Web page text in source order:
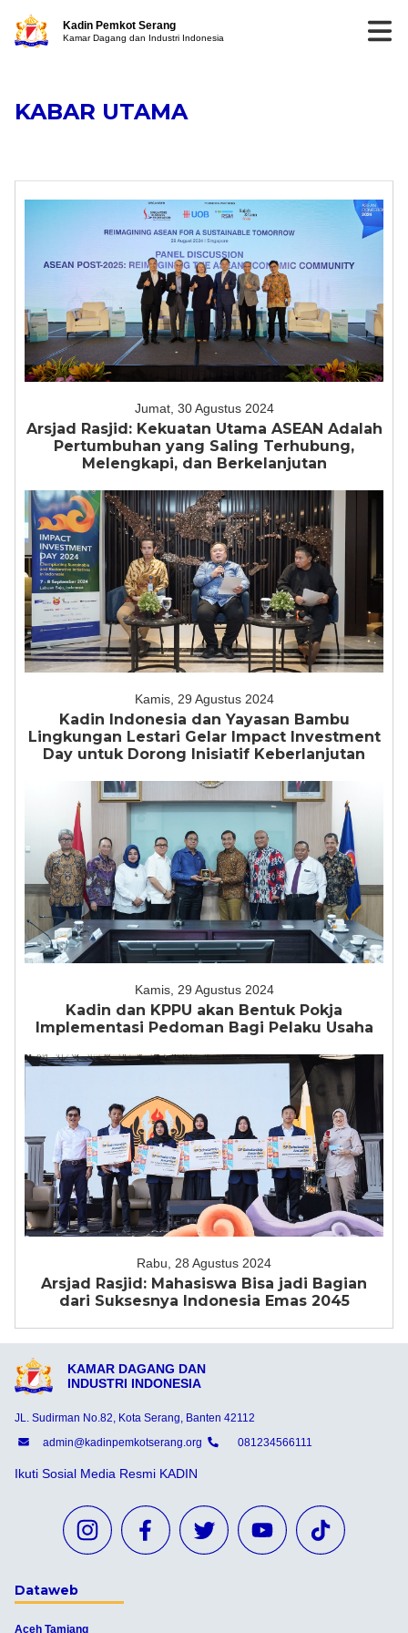
Kadin Pemkot Serang
Kamar Dagang dan Industri Indonesia
KABAR UTAMA
Jumat, 30 Agustus 2024
Arsjad Rasjid: Kekuatan Utama ASEAN Adalah
Pertumbuhan yang Saling Terhubung,
Melengkapi, dan Berkelanjutan
Kamis, 29 Agustus 2024
Kadin Indonesia dan Yayasan Bambu
Lingkungan Lestari Gelar Impact Investment
Day untuk Dorong Inisiatif Keberlanjutan
Kamis, 29 Agustus 2024
Kadin dan KPPU akan Bentuk Pokja
Implementasi Pedoman Bagi Pelaku Usaha
Rabu, 28 Agustus 2024
Arsjad Rasjid: Mahasiswa Bisa jadi Bagian
dari Suksesnya Indonesia Emas 2045
KAMAR DAGANG DAN
INDUSTRI INDONESIA
JL. Sudirman No.82, Kota Serang, Banten 42112
admin@kadinpemkotserang.org
081234566111
Ikuti Sosial Media Resmi KADIN
Dataweb
Aceh Tamiang